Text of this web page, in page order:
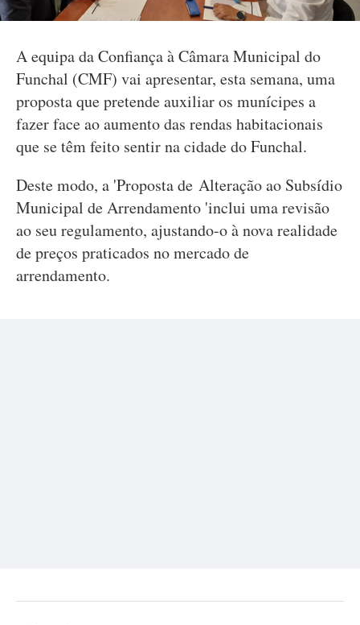
A equipa da Confiança à Câmara Municipal do
Funchal (CMF) vai apresentar, esta semana, uma
proposta que pretende auxiliar os munícipes a
fazer face ao aumento das rendas habitacionais
que se têm feito sentir na cidade do Funchal.
Deste modo, a 'Proposta de Alteração ao Subsídio
Municipal de Arrendamento 'inclui uma revisão
ao seu regulamento, ajustando-o à nova realidade
de preços praticados no mercado de
arrendamento.